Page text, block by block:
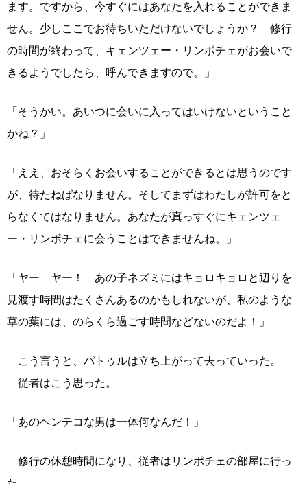
ます。ですから、今すぐにはあなたを入れることができま
せん。少しここでお待ちいただけないでしょうか？ 修行
の時間が終わって、キェンツェー・リンポチェがお会いで
きるようでしたら、呼んできますので。」
「そうかい。あいつに会いに入ってはいけないということ
かね？」
「ええ、おそらくお会いすることができるとは思うのです
が、待たねばなりません。そしてまずはわたしが許可をと
らなくてはなりません。あなたが真っすぐにキェンツェ
ー・リンポチェに会うことはできませんね。」
「ヤー ヤー！ あの子ネズミにはキョロキョロと辺りを
見渡す時間はたくさんあるのかもしれないが、私のような
草の葉には、のらくら過ごす時間などないのだよ！」
こう言うと、パトゥルは立ち上がって去っていった。
従者はこう思った。
「あのヘンテコな男は一体何なんだ！」
修行の休憩時間になり、従者はリンポチェの部屋に行っ